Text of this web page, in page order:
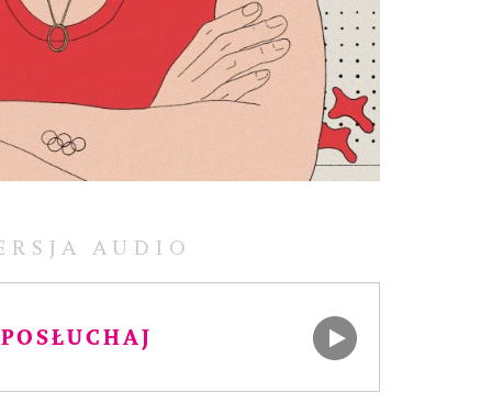
AUDIO
POSŁUCHAJ